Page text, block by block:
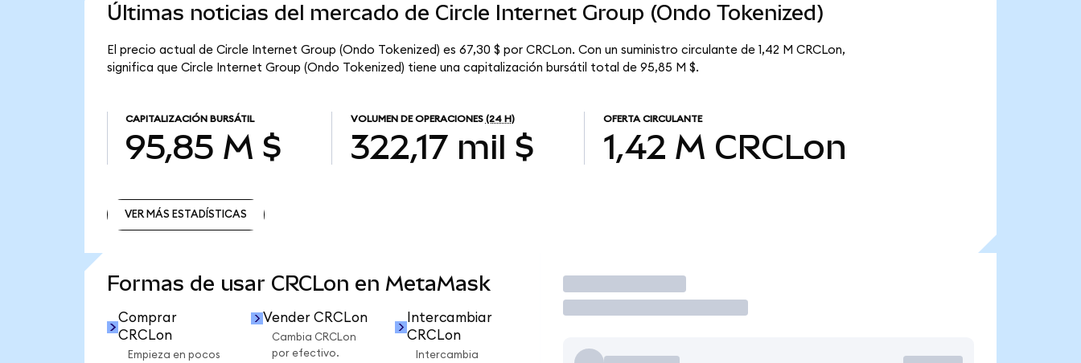
Últimas noticias del mercado de Circle Internet Group (Ondo Tokenized)
El precio actual de Circle Internet Group (Ondo Tokenized) es 67,30 $ por CRCLon. Con un suministro circulante de 1,42 M CRCLon,
significa que Circle Internet Group (Ondo Tokenized) tiene una capitalización bursátil total de 95,85 M $.
CAPITALIZACIÓN BURSÁTIL
95,85 M $
VOLUMEN DE OPERACIONES (24 H)
322,17 mil $
OFERTA CIRCULANTE
1,42 M CRCLon
VER MÁS ESTADÍSTICAS
Formas de usar CRCLon en MetaMask
Comprar
CRCLon
Empieza en pocos
Vender CRCLon
Cambia CRCLon
por efectivo.
Intercambiar
CRCLon
Intercambia
Operar